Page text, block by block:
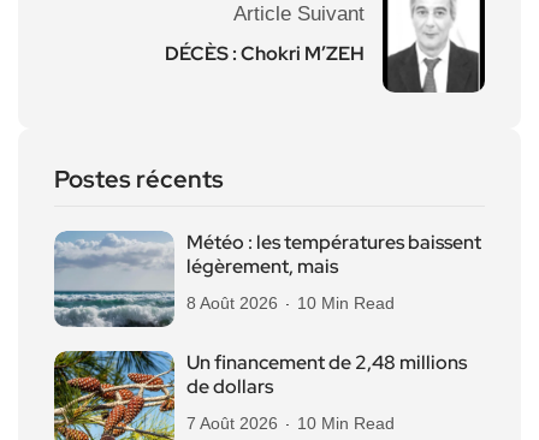
Article Suivant
DÉCÈS : Chokri M’ZEH
Postes récents
Météo : les températures baissent
légèrement, mais
8 Août 2026 10 Min Read
Un financement de 2,48 millions
de dollars
7 Août 2026 10 Min Read